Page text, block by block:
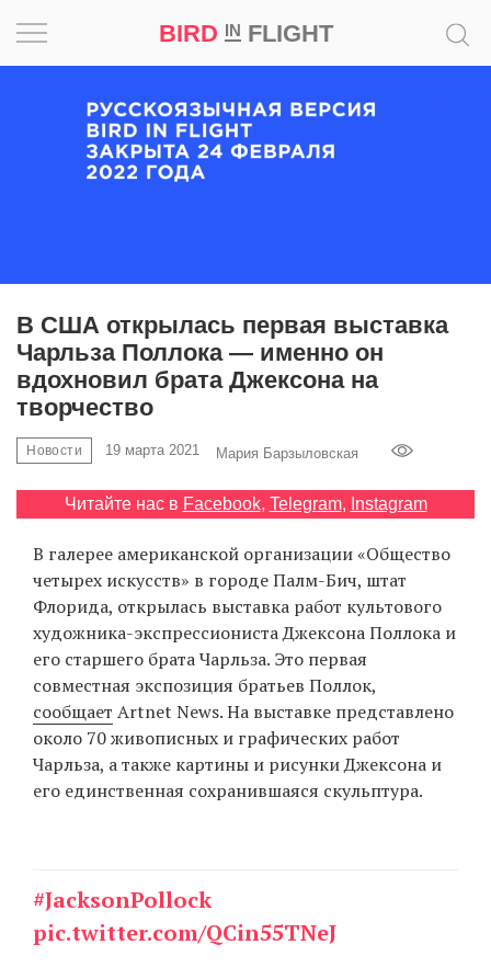
BIRD INFLIGHT
В США открылась первая выставка
Чарльза Поллока — именно он
вдохновил брата Джексона на
творчество
Новости 19 марта 2021 Мария Барзыловская
Читайте нас в Facebook, Telegram, Instagram
В галерее американской организации «Общество
четырех искусств» в городе Палм-Бич, штат
Флорида, открылась выставка работ культового
художника-экспрессиониста Джексона Поллока и
его старшего брата Чарльза. Это первая
совместная экспозиция братьев Поллок,
сообщает Artnet News. На выставке представлено
около 70 живописных и графических работ
Чарльза, а также картины и рисунки Джексона и
его единственная сохранившаяся скульптура.
#JacksonPollock
pic.twitter.com/QCin55TNeJ